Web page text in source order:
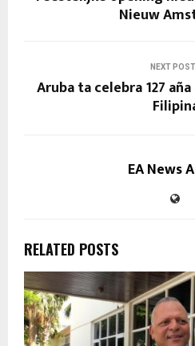
Nieuw
NEXT POST
Aruba ta celebra 127
EA News
RELATED POSTS